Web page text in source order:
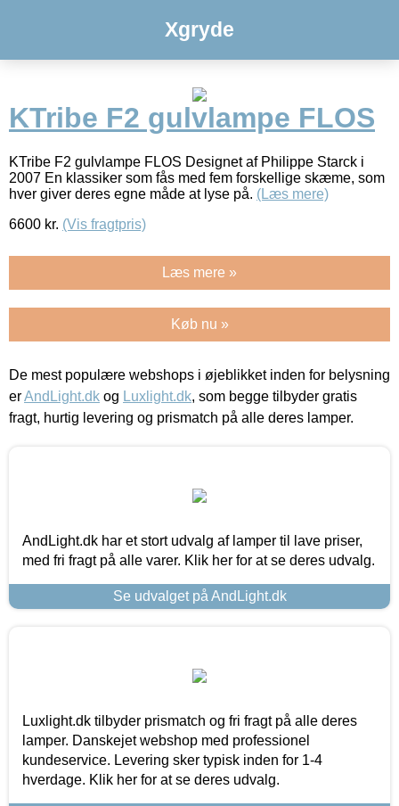
Xgryde
KTribe F2 gulvlampe FLOS
KTribe F2 gulvlampe FLOS Designet af Philippe Starck i
2007 En klassiker som fås med fem forskellige skæme, som
hver giver deres egne måde at lyse på. (Læs mere)
6600 kr. (Vis fragtpris)
Læs mere »
Køb nu »
De mest populære webshops i øjeblikket inden for belysning
erAndLight.dk og Luxlight.dk, som begge tilbyder gratis
fragt, hurtig levering og prismatch på alle deres lamper.
AndLight.dk har et stort udvalg af lamper til lave priser,
med fri fragt på alle varer. Klik her for at se deres udvalg.
Se udvalget på AndLight.dk
Luxlight.dk tilbyder prismatch og fri fragt på alle deres
lamper. Danskejet webshop med professionel
kundeservice. Levering sker typisk inden for 1-4
hverdage. Klik her for at se deres udvalg.